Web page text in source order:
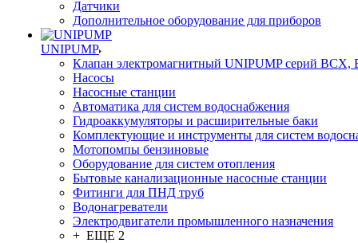
Датчики
Дополнительное оборудование для приборов
UNIPUMP
Клапан электромагнитный UNIPUMP серий BCX,
Насосы
Насосные станции
Автоматика для систем водоснабжения
Гидроаккумуляторы и расширительные баки
Комплектующие и инструменты для систем
Мотопомпы бензиновые
Оборудование для систем отопления
Бытовые канализационные насосные станции
Фитинги для ПНД труб
Водонагреватели
Электродвигатели промышленного назначения
+ ЕЩЕ 2